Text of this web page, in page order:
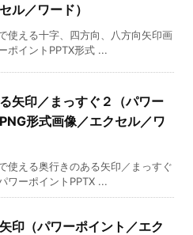
ル／ワード）
使える十字、四方向、八方向矢印画
ポイントPPTX形式 ...
矢印／まっすぐ２（パワー
形式画像／エクセル／ワ
使える奥行きのある矢印／まっすぐ
ワーポイントPPTX ...
印（パワーポイント／エク